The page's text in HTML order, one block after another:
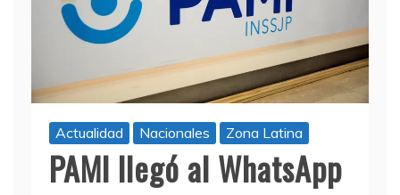
Actualidad Nacionales Zona Latina
PAMI llegó al WhatsApp